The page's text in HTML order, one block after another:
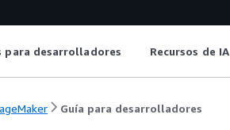
para desarrolladores Recursos de IA
Guía para desarrolladores